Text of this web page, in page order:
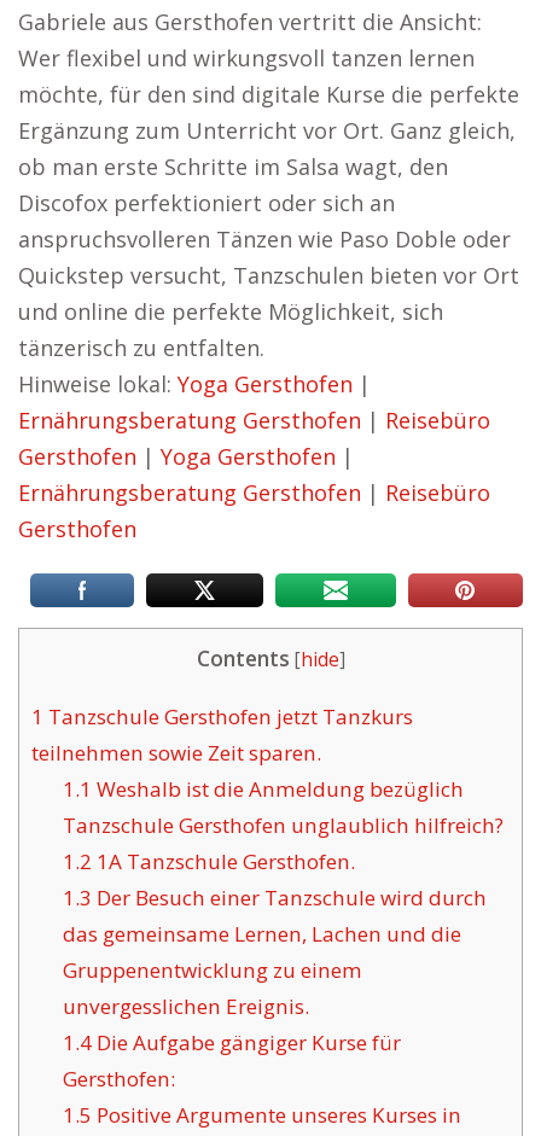
Gabriele aus Gersthofen vertritt die Ansicht:
Wer flexibel und wirkungsvoll tanzen lernen
möchte, für den sind digitale Kurse die perfekte
Ergänzung zum Unterricht vor Ort. Ganz gleich,
ob man erste Schritte im Salsa wagt, den
Discofox perfektioniert oder sich an
anspruchsvolleren Tänzen wie Paso Doble oder
Quickstep versucht, Tanzschulen bieten vor Ort
und online die perfekte Möglichkeit, sich
tänzerisch zu entfalten.
Hinweise lokal: Yoga Gersthofen |
Ernährungsberatung Gersthofen | Reisebüro
Gersthofen | Yoga Gersthofen |
Ernährungsberatung Gersthofen | Reisebüro
Gersthofen
Contents [hide]
1 Tanzschule Gersthofen jetzt Tanzkurs
teilnehmen sowie Zeit sparen.
1.1 Weshalb ist die Anmeldung bezüglich
Tanzschule Gersthofen unglaublich hilfreich?
1.2 1A Tanzschule Gersthofen.
1.3 Der Besuch einer Tanzschule wird durch
das gemeinsame Lernen, Lachen und die
Gruppenentwicklung zu einem
unvergesslichen Ereignis.
1.4Die Aufgabe gängiger Kurse für
Gersthofen:
1.5 Positive Argumente unseres Kurses in